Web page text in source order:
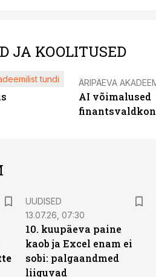
JA KOOLITUSED
tundi ÄRIPÄEVA
AI võimalused
UUDISED
13.07.26, 07:30
10. kuupäeva paine
kaob ja Excel enam ei
sobi: palgaandmed
liiguvad